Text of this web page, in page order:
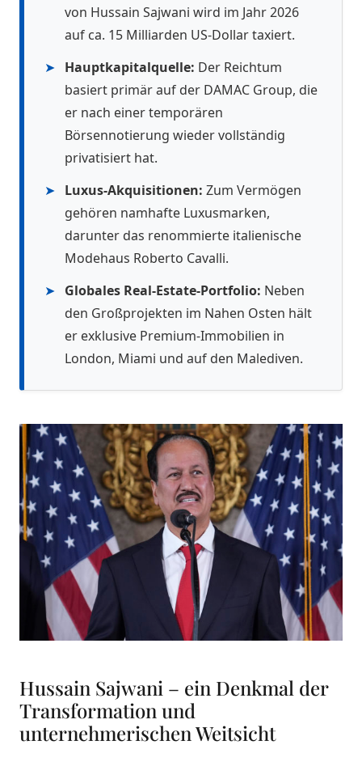
von Hussain Sajwani wird im Jahr 2026
auf ca. 15 Milliarden US-Dollar taxiert.
➤ Hauptkapitalquelle: Der Reichtum
basiert primär auf der DAMAC Group, die
er nach einer temporären
Börsennotierung wieder vollständig
privatisiert hat.
➤ Luxus-Akquisitionen: Zum Vermögen
gehören namhafte Luxusmarken,
darunter das renommierte italienische
Modehaus Roberto Cavalli.
➤ Globales Real-Estate-Portfolio: Neben
den Großprojekten im Nahen Osten hält
er exklusive Premium-Immobilien in
London, Miami und auf den Malediven.
Hussain Sajwani – ein Denkmal der
Transformation und
unternehmerischen Weitsicht